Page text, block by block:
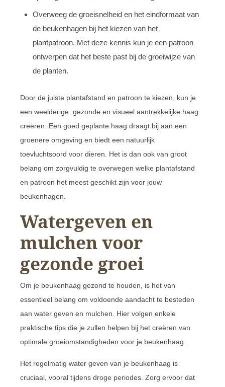
Overweeg de groeisnelheid en het eindformaat van
de beukenhagen bij het kiezen van het
plantpatroon. Met deze kennis kun je een patroon
ontwerpen dat het beste past bij de groeiwijze van
de planten.
Door de juiste plantafstand en patroon te kiezen, kun je
een weelderige, gezonde en visueel aantrekkelijke haag
creëren. Een goed geplante haag draagt bij aan een
groenere omgeving en biedt een natuurlijk
toevluchtsoord voor dieren. Het is dan ook van groot
belang om zorgvuldig te overwegen welke plantafstand
en patroon het meest geschikt zijn voor jouw
beukenhagen.
Watergeven en
mulchen voor
gezonde groei
Om je beukenhaag gezond te houden, is het van
essentieel belang om voldoende aandacht te besteden
aan water geven en mulchen. Hier volgen enkele
praktische tips die je zullen helpen bij het creëren van
optimale groeiomstandigheden voor je beukenhaag.
Het regelmatig water geven van je beukenhaag is
cruciaal, vooral tijdens droge periodes. Zorg ervoor dat